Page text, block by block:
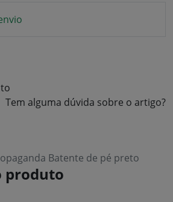
Tem alguma dúvida sobre o artigo?
Batente de pé preto
produto